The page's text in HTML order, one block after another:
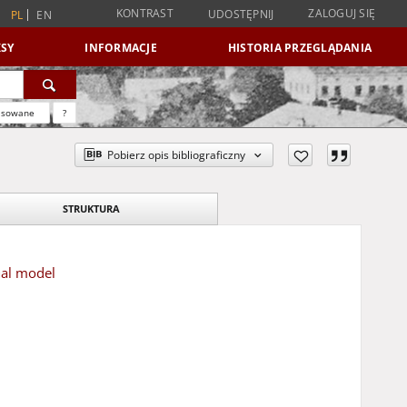
PL EN KONTRAST UDOSTĘPNIJ ZALOGUJ SIĘ
INFORMACJE HISTORIA PRZEGLĄDANIA
?
Pobierz opis bibliograficzny
STRUKTURA
model